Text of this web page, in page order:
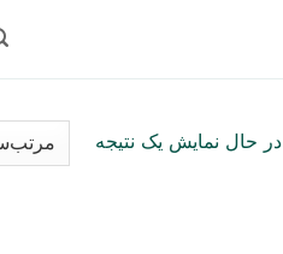
در حال نمایش یک نتیجه